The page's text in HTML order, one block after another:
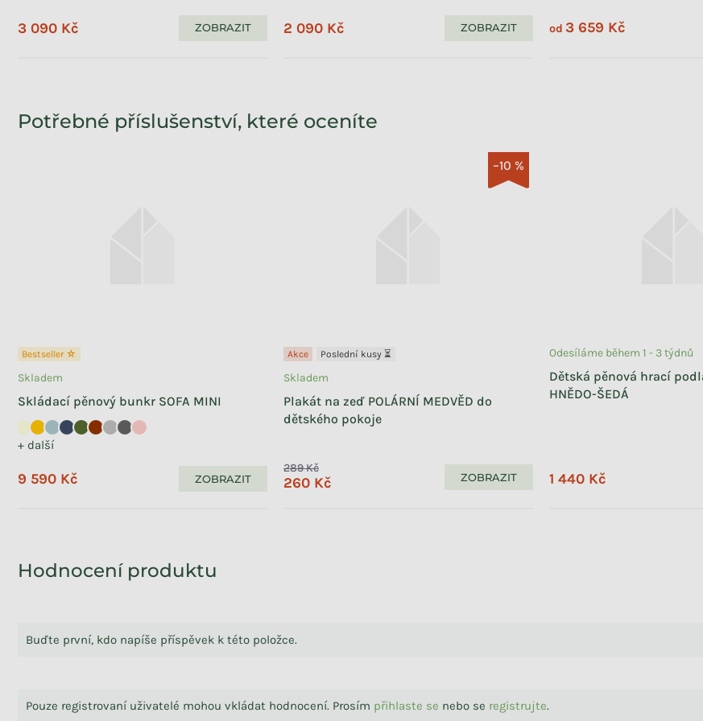
3 090 Kč ZOBRAZIT 2 090 Kč ZOBRAZIT od 3 659 Kč
Hodnocení produktu
Buďte první, kdo napíše příspěvek k této položce.
Pouze registrovaní uživatelé mohou vkládat hodnocení. Prosím přihlaste se nebo se registrujte.
Potřebné příslušenství, které oceníte
Bestseller ☆
Skládací pěnový bunkr SOFA MINI
+ další
Skladem
9 590 Kč ZOBRAZIT
–10 %
Akce Poslední kusy ⏳
Plakát na zeď POLÁRNÍ MEDVĚD do
dětského pokoje
Skladem
289 Kč
260 Kč ZOBRAZIT
Dětská pěnová hrací
HNĚDO-ŠEDÁ
Odesíláme během 1 - 3 týdnů
1 440 Kč